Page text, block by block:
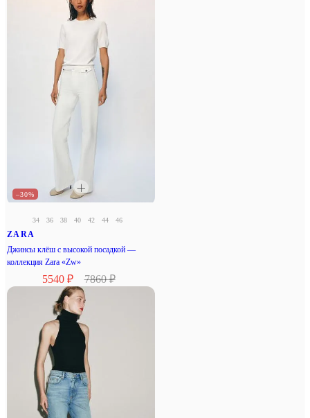
–30%
34 36 38 40 42 44 46
ZARA
Джинсы клёш с высокой посадкой —
коллекция Zara «Zw»
5540 ₽ 7860 ₽